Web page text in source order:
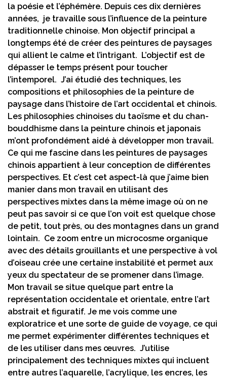
la poésie et l’éphémère. Depuis ces dix dernières
années, je travaille sous l’influence de la peinture
traditionnelle chinoise. Mon objectif principal a
longtemps été de créer des peintures de paysages
qui allient le calme et l’intrigant. L’objectif est de
dépasser le temps présent pour toucher
l’intemporel. J’ai étudié des techniques, les
compositions et philosophies de la peinture de
paysage dans l’histoire de l’art occidental et chinois.
Les philosophies chinoises du taoïsme et du chan-
bouddhisme dans la peinture chinois et japonais
m’ont profondément aidé à développer mon travail.
Ce qui me fascine dans les peintures de paysages
chinois appartient à leur conception de différentes
perspectives. Et c’est cet aspect-là que j’aime bien
manier dans mon travail en utilisant des
perspectives mixtes dans la même image où on ne
peut pas savoir si ce que l’on voit est quelque chose
de petit, tout près, ou des montagnes dans un grand
lointain. Ce zoom entre un microcosme organique
avec des détails grouillants et une perspective à vol
d’oiseau crée une certaine instabilité et permet aux
yeux du spectateur de se promener dans l’image.
Mon travail se situe quelque part entre la
représentation occidentale et orientale, entre l’art
abstrait et figuratif. Je me vois comme une
exploratrice et une sorte de guide de voyage, ce qui
me permet expérimenter différentes techniques et
de les utiliser dans mes œuvres. J’utilise
principalement des techniques mixtes qui incluent
entre autres l’aquarelle, l’acrylique, les encres, les